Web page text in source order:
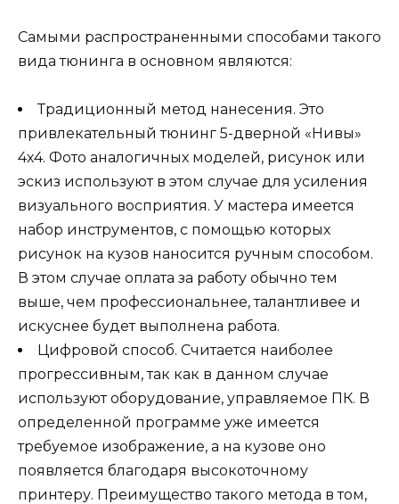
Самыми распространенными способами такого
вида тюнинга в основном являются:
Традиционный метод нанесения. Это
привлекательный тюнинг 5-дверной «Нивы»
4х4. Фото аналогичных моделей, рисунок или
эскиз используют в этом случае для усиления
визуального восприятия. У мастера имеется
набор инструментов, с помощью которых
рисунок на кузов наносится ручным способом.
В этом случае оплата за работу обычно тем
выше, чем профессиональнее, талантливее и
искуснее будет выполнена работа.
Цифровой способ. Считается наиболее
прогрессивным, так как в данном случае
используют оборудование, управляемое ПК. В
определенной программе уже имеется
требуемое изображение, а на кузове оно
появляется благодаря высокоточному
принтеру. Преимущество такого метода в том,